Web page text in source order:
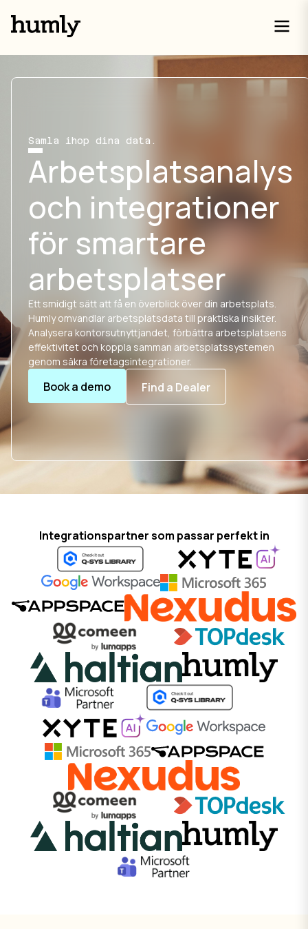
Samla ihop dina data.
Arbetsplatsanalys
och integrationer
för smartare
arbetsplatser
Ett smidigt sätt att få en överblick över din arbetsplats.
Humly omvandlar arbetsplatsdata till praktiska insikter.
Analysera kontorsutnyttjandet, förbättra arbetsplatsens
effektivitet och koppla samman arbetsplatssystemen
genom säkra företagsintegrationer.
Book a demo Find a Dealer
Integrationspartner som passar perfekt in